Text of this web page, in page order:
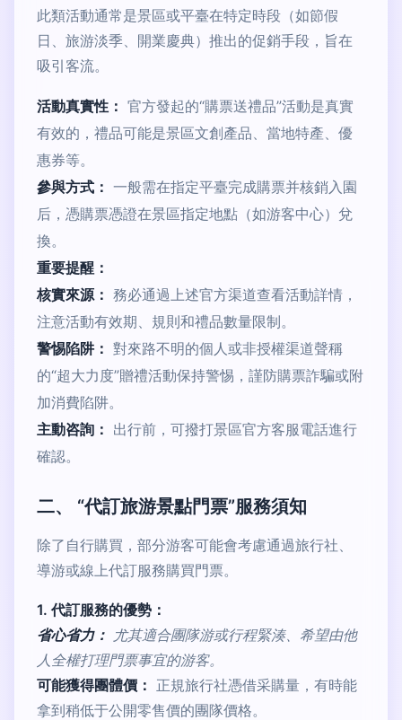
此類活動通常是景區或平臺在特定時段（如節假
日、旅游淡季、開業慶典）推出的促銷手段，旨在
吸引客流。
活動真實性： 官方發起的“購票送禮品”活動是真實
有效的，禮品可能是景區文創產品、當地特產、優
惠券等。
參與方式： 一般需在指定平臺完成購票并核銷入園
后，憑購票憑證在景區指定地點（如游客中心）兌
換。
重要提醒：
核實來源： 務必通過上述官方渠道查看活動詳情，
注意活動有效期、規則和禮品數量限制。
警惕陷阱： 對來路不明的個人或非授權渠道聲稱
的“超大力度”贈禮活動保持警惕，謹防購票詐騙或附
加消費陷阱。
主動咨詢： 出行前，可撥打景區官方客服電話進行
確認。
二、 “代訂旅游景點門票”服務須知
除了自行購買，部分游客可能會考慮通過旅行社、
導游或線上代訂服務購買門票。
1. 代訂服務的優勢：
省心省力： 尤其適合團隊游或行程緊湊、希望由他
人全權打理門票事宜的游客。
可能獲得團體價： 正規旅行社憑借采購量，有時能
拿到稍低于公開零售價的團隊價格。